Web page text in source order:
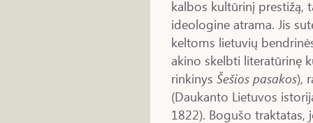
kalbos kultūrinį prestižą,
ideologine atrama. Jis
keltoms lietuvių
akino skelbti literatūrinę
rinkinys Šešios pasakos),
(Daukanto Lietuvos
1822). Bogušo traktatas,